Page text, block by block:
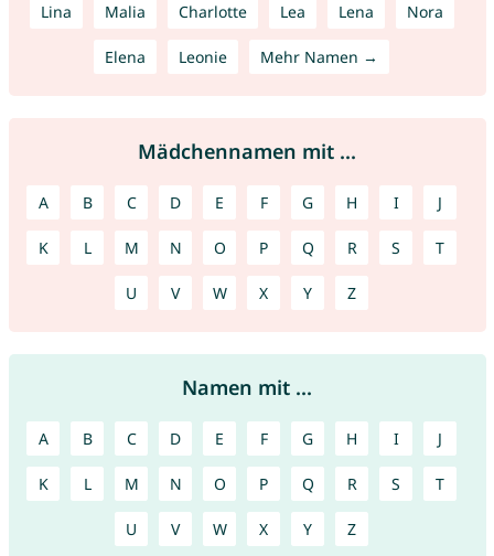
Lina Malia Charlotte Lea Lena Nora
Elena Leonie Mehr Namen →
Mädchennamen mit ...
A B C D E F G H I J
K L M N O P Q R S T
U V W X Y Z
Namen mit ...
A B C D E F G H I J
K L M N O P Q R S T
U V W X Y Z